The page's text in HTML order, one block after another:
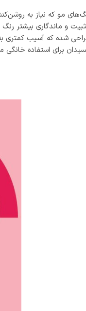
مو که نیاز به
تثبیت و ماندگاری
شده که آسیب کمتری